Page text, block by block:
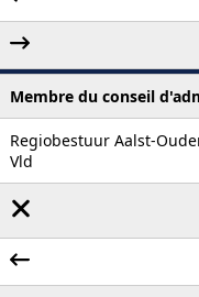
Membre du conseil
Regiobestuur Aalst-
Vld